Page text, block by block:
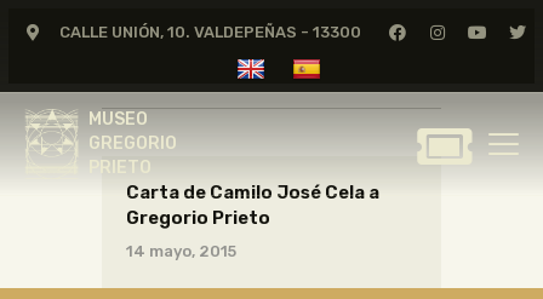
CALLE UNIÓN, 10. VALDEPEÑAS - 13300
MUSEO
GREGORIO
PRIETO
MUSEO
GREGORIO
GREGORIO PRIETO
MUSEO
Carta de Camilo José Cela a
Gregorio Prieto
14 mayo, 2015